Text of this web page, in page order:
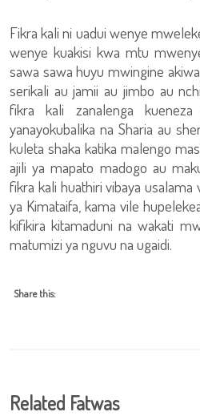
Fikra kali ni uadui wenye
wenye kuakisi kwa mtu
sawa sawa huyu mwingine
serikali au jamii au jimbo au
fikra kali zanalenga
yanayokubalika na Sharia au
kuleta shaka katika malengo
ajili ya mapato madogo au
fikra kali huathiri vibaya
ya Kimataifa, kama vile
kifikira kitamaduni na wakati
matumizi ya nguvu na ugaidi.
Share this:
Related Fatwas